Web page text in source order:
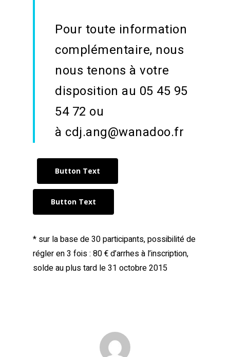
Pour toute information
complémentaire, nous
nous tenons à votre
disposition au 05 45 95
54 72 ou
à cdj.ang@wanadoo.fr
Button Text
Button Text
* sur la base de 30 participants, possibilité de
régler en 3 fois : 80 € d’arrhes à l’inscription,
solde au plus tard le 31 octobre 2015